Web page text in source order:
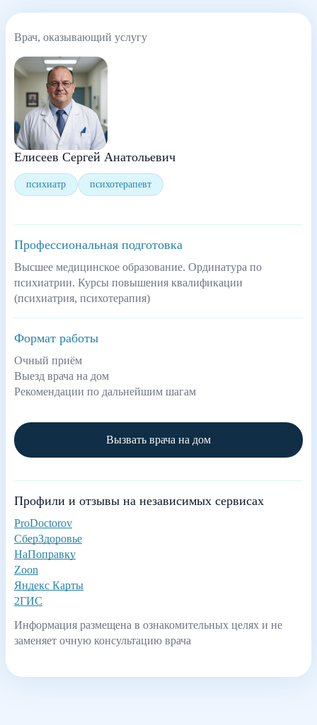
Врач, оказывающий услугу
Елисеев Сергей Анатольевич
психиатр психотерапевт
Профессиональная подготовка
Высшее медицинское образование. Ординатура по
психиатрии. Курсы повышения квалификации
(психиатрия, психотерапия)
Формат работы
Очный приём
Выезд врача на дом
Рекомендации по дальнейшим шагам
Вызвать врача на дом
Профили и отзывы на независимых сервисах
ProDoctorov
СберЗдоровье
НаПоправку
Zoon
Яндекс Карты
2ГИС
Информация размещена в ознакомительных целях и не
заменяет очную консультацию врача